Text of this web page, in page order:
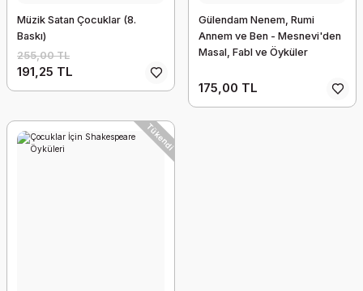
Müzik Satan Çocuklar (8.
Baskı)
255,00 TL
191,25 TL
Gülendam Nenem, Rumi
Annem ve Ben - Mesnevi'den
Masal, Fabl ve Öyküler
175,00 TL
Tükendi